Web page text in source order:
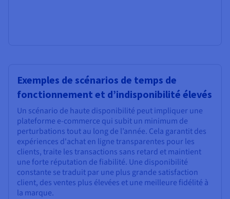
Exemples de scénarios de temps de
fonctionnement et d’indisponibilité élevés
Un scénario de haute disponibilité peut impliquer une
plateforme e-commerce qui subit un minimum de
perturbations tout au long de l’année. Cela garantit des
expériences d'achat en ligne transparentes pour les
clients, traite les transactions sans retard et maintient
une forte réputation de fiabilité. Une disponibilité
constante se traduit par une plus grande satisfaction
client, des ventes plus élevées et une meilleure fidélité à
la marque.